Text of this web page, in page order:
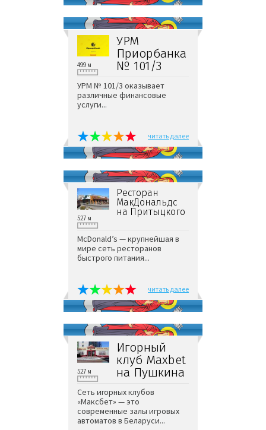
УРМ
Приорбанка
№ 101/3
499 м
УРМ № 101/3 оказывает
различные финансовые
услуги...
читать далее
Ресторан
МакДональдс
на Притыцкого
527 м
McDonald’s — крупнейшая в
мире сеть ресторанов
быстрого питания...
читать далее
Игорный
клуб Maxbet
на Пушкина
527 м
Сеть игорных клубов
«Максбет» — это
современные залы игровых
автоматов в Беларуси...